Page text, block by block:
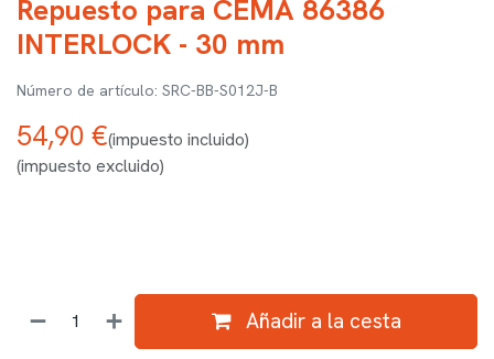
Repuesto para CEMA 86386
INTERLOCK - 30 mm
SRC-BB-S012J-B
54,90 €(impuesto incluido)
(impuesto excluido)
Añadir a la cesta